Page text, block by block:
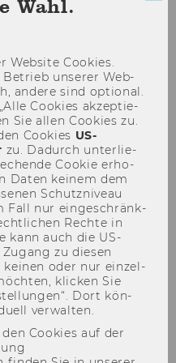
gemäß §
2002
gemäß §
2002
gemäß §
2002
Wahl.
Web­site Coo­kies.
un­se­rer Web­
an­de­re sind op­tio­nal.
Coo­kies ak­zep­tie­
Sie allen Coo­kies zu.
Coo­kies US-​
zu. Da­durch un­ter­lie­
Coo­kie er­ho­
Daten kei­nem dem
Schutz­ni­veau
Fall nur ein­ge­schränk­
Rech­te in
kann auch die US-​
zu die­sen
kei­nen oder nur ein­zel­
kli­cken Sie
Dort kön­
ver­wal­ten.
Cookies auf der